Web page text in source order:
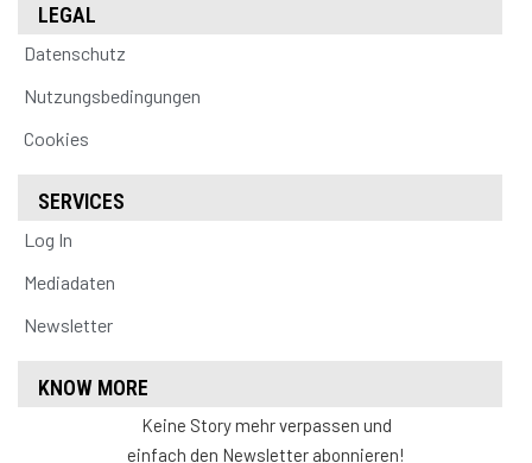
LEGAL
Datenschutz
Nutzungsbedingungen
Cookies
SERVICES
Log In
Mediadaten
Newsletter
KNOW MORE
Keine Story mehr verpassen und
einfach den Newsletter abonnieren!